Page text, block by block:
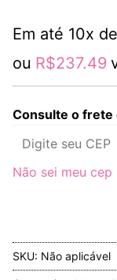
quantidade
Em até 10x de
ou R$237.49
Consulte o frete
Não sei meu cep
SKU: Não aplicável